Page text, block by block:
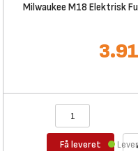
Milwaukee M18 Elektrisk
Få leveret